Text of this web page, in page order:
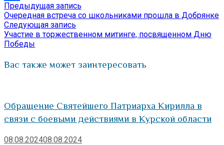
Отправить
Навигация
по
записям
Предыдущая запись
запись:
Очередная встреча со школьниками прошла в Добрянке
Следующая запись
запись:
Участие в торжественном митинге, посвященном Дню
Победы
Вас также может заинтересовать
Обращение Святейшего Патриарха Кирилла в
связи с боевыми действиями в Курской области
08.08.202408.08.2024